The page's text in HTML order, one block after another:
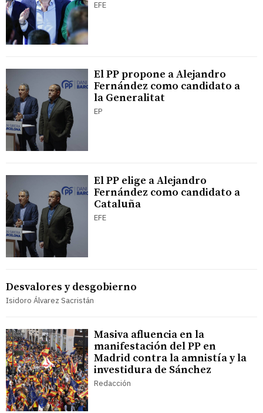
EFE
El PP propone a Alejandro
Fernández como candidato a
la Generalitat
EP
El PP elige a Alejandro
Fernández como candidato a
Cataluña
EFE
Desvalores y desgobierno
Isidoro Álvarez Sacristán
Masiva afluencia en la
manifestación del PP en
Madrid contra la amnistía y la
investidura de Sánchez
Redacción